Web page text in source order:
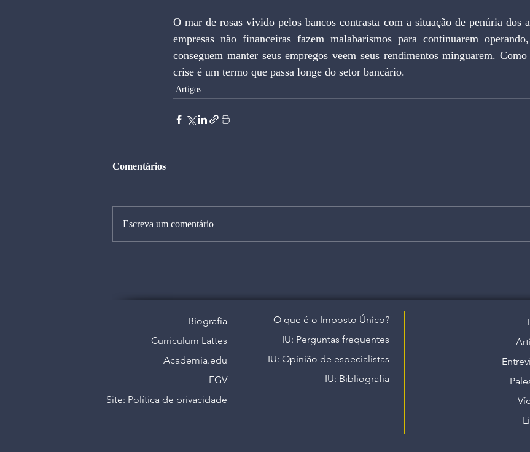
O mar de rosas vivido pelos bancos contrasta com a situação de penúria dos
empresas não financeiras fazem malabarismos para continuarem
conseguem manter seus empregos veem seus rendimentos minguarem.
crise é um termo que passa longe do setor bancário.
Artigos
Comentários
Escreva um comentário
Biografia
Curriculum Lattes
Academia.edu
FGV
Site: Política de privacidade​
O que é o Imposto Único?
IU: Perguntas frequentes
IU: Opinião de especialistas
IU: Bibliografia